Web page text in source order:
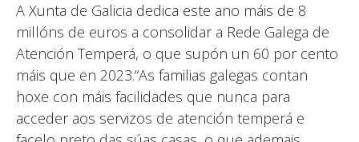
A Xunta de Galicia dedica este ano máis de 8
millóns de euros a consolidar a Rede Galega de
Atención Temperá, o que supón un 60 por cento
máis que en 2023.“As familias galegas contan
hoxe con máis facilidades que nunca para
acceder aos servizos de atención temperá e